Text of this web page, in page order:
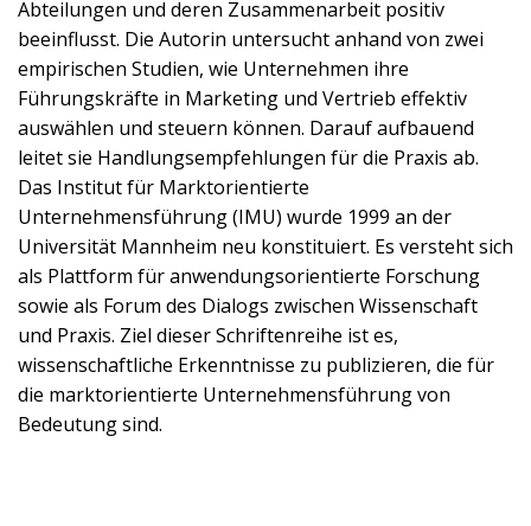
Abteilungen und deren Zusammenarbeit positiv
beeinflusst. Die Autorin untersucht anhand von zwei
empirischen Studien, wie Unternehmen ihre
Führungskräfte in Marketing und Vertrieb effektiv
auswählen und steuern können. Darauf aufbauend
leitet sie Handlungsempfehlungen für die Praxis ab.
Das Institut für Marktorientierte
Unternehmensführung (IMU) wurde 1999 an der
Universität Mannheim neu konstituiert. Es versteht sich
als Plattform für anwendungsorientierte Forschung
sowie als Forum des Dialogs zwischen Wissenschaft
und Praxis. Ziel dieser Schriftenreihe ist es,
wissenschaftliche Erkenntnisse zu publizieren, die für
die marktorientierte Unternehmensführung von
Bedeutung sind.